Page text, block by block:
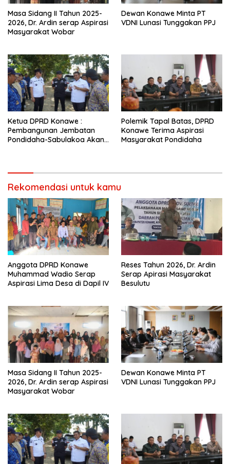
Masa Sidang II Tahun 2025-
2026, Dr. Ardin serap Aspirasi
Masyarakat Wobar
Dewan Konawe Minta PT
VDNI Lunasi Tunggakan PPJ
Ketua DPRD Konawe :
Pembangunan Jembatan
Pondidaha-Sabulakoa Akan
Polemik Tapal Batas, DPRD
Konawe Terima Aspirasi
Masyarakat Pondidaha
Rekomendasi untuk kamu
Anggota DPRD Konawe
Muhammad Wadio Serap
Aspirasi Lima Desa di Dapil IV
Reses Tahun 2026, Dr. Ardin
Serap Apirasi Masyarakat
Besulutu
Masa Sidang II Tahun 2025-
2026, Dr. Ardin serap Aspirasi
Masyarakat Wobar
Dewan Konawe Minta PT
VDNI Lunasi Tunggakan PPJ